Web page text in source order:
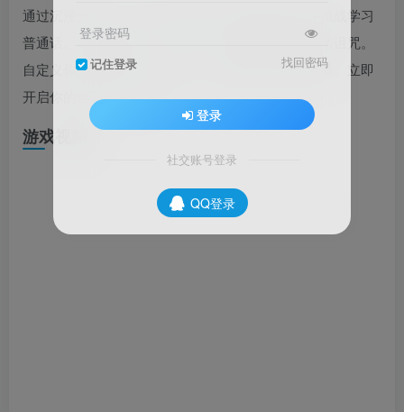
通过沉浸式任务、互动对话和基于间隔重复的战斗挑战学习
普通话。通过掌握中文，帮助一位年轻英雄解除魔法诅咒。
自定义你的学习体验，探索一个充满独特角色的世界。立即
开启你的语言学习之旅！
游戏视频
登录密码
记住登录 找回密码
登录
社交账号登录
QQ登录